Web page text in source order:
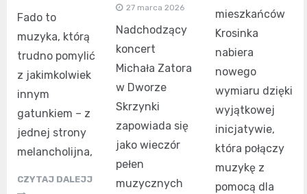
Fado to
muzyka, którą
trudno pomylić
z jakimkolwiek
innym
gatunkiem – z
jednej strony
melancholijna,
CZYTAJ DALEJJ
27 marca 2026
Nadchodzący
koncert
Michała Zatora
w Dworze
Skrzynki
zapowiada się
jako wieczór
pełen
muzycznych
mieszkańców
Krosinka
nabiera
nowego
wymiaru dzięki
wyjątkowej
inicjatywie,
która połączy
muzykę z
pomocą dla